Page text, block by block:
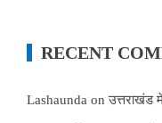
RECENT
Lashaunda onउत्तराखंड